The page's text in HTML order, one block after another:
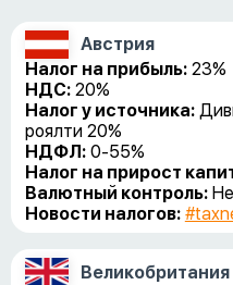
Австрия
Налог на прибыль:23%
НДС:20%
Налог у источника:
роялти 20%
НДФЛ:0-55%
Налог на прирост
Валютный контроль:
Новости налогов:
Великобритания